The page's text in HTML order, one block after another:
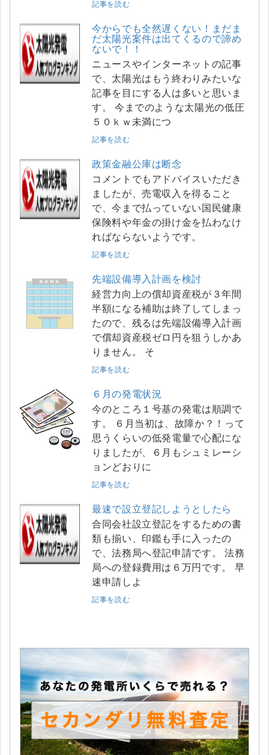
記事を読む
今からでも全然遅くない！まだま
だ太陽光案件は出てくるので諦め
ないで！！
ニュースやインターネットの記事
で、太陽光はもう終わりみたいな
記事を目にする人は多いと思いま
す。 今までのような太陽光の低圧
５０ｋｗ未満につ
記事を読む
政策金融公庫は断念
コメントでもアドバイスいただき
ましたが、売電収入を得ること
で、今まで払っていない国民健康
保険料や年金の掛け金を払わなけ
ればならないようです。
記事を読む
先端設備導入計画を検討
経営力向上の償却資産税が３年間
半額になる補助は終了してしまっ
たので、残るは先端設備導入計画
で償却資産税ゼロ円を狙うしかあ
りません。 そ
記事を読む
６月の発電状況
今のところ１号基の発電は順調で
す。 ６月当初は、故障か？！って
思うくらいの低発電量で心配にな
りましたが、６月もシュミレーシ
ョンどおりに
記事を読む
最速で設立登記しようとしたら
合同会社設立登記をするための書
類も揃い、印鑑も手に入ったの
で、法務局へ登記申請です。 法務
局への登録費用は６万円です。 早
速申請しよ
記事を読む